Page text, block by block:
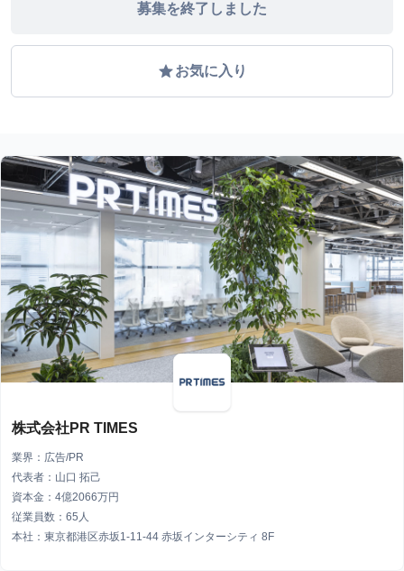
募集を終了しました
gradeお気に入り
株式会社PR TIMES
業界：広告/PR
代表者：山口 拓己
資本金：4億2066万円
従業員数：65人
本社：東京都港区赤坂1-11-44 赤坂インターシティ 8F